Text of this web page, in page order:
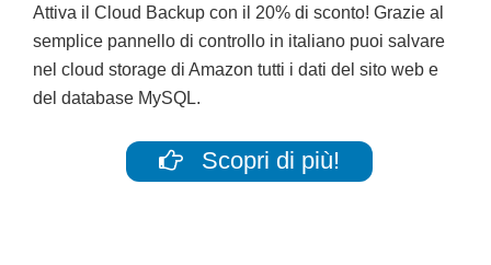
Attiva il Cloud Backup con il 20% di sconto! Grazie al
semplice pannello di controllo in italiano puoi salvare
nel cloud storage di Amazon tutti i dati del sito web e
del database MySQL.
Scopri di più!